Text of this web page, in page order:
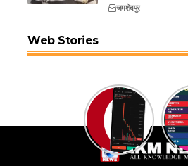
जमशेदपुर
Web Stories